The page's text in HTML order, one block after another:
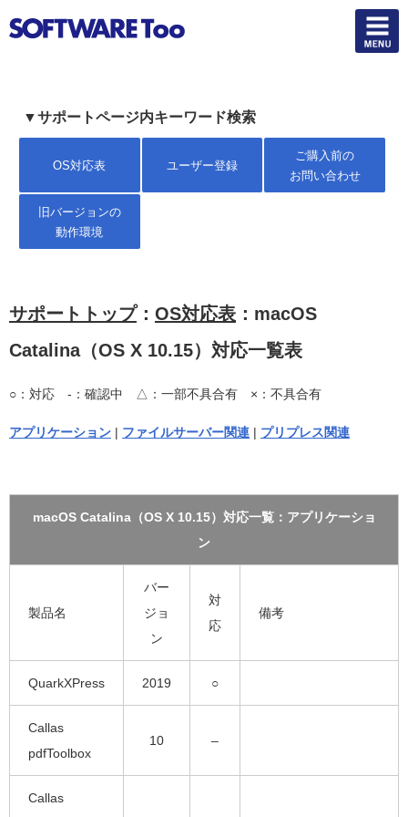
▼サポートページ内キーワード検索
OS対応表 ユーザー登録
ご購入前の
お問い合わせ
旧バージョンの
動作環境
サポートトップ： OS対応表 ：macOS
Catalina（OS X 10.15）対応一覧表
○：対応 -：確認中 △：一部不具合有 ×：不具合有
アプリケーション | ファイルサーバー関連 | プリプレス関連
macOS Catalina（OS X 10.15）対応一覧：アプリケーショ
ン
製品名
バー
ジョ
ン
対
応
備考
QuarkXPress 2019 ○
Callas
pdfToolbox
10 –
Callas